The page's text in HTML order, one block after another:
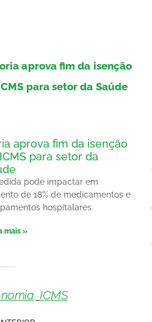
aprova fim da isenção
para setor da
pode impactar em
de 18% de medicamentos e
hospitalares.
mais »
,ICMS